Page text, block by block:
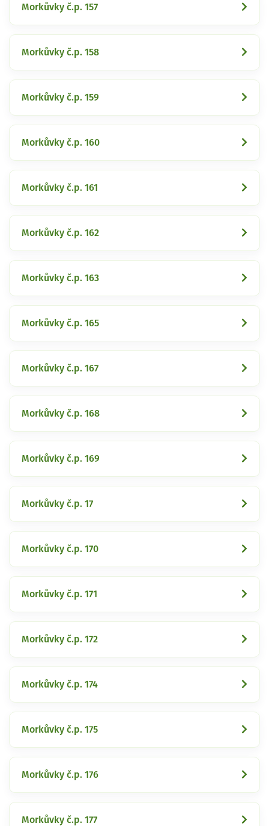
Morkůvky č.p. 157
Morkůvky č.p. 158
Morkůvky č.p. 159
Morkůvky č.p. 160
Morkůvky č.p. 161
Morkůvky č.p. 162
Morkůvky č.p. 163
Morkůvky č.p. 165
Morkůvky č.p. 167
Morkůvky č.p. 168
Morkůvky č.p. 169
Morkůvky č.p. 17
Morkůvky č.p. 170
Morkůvky č.p. 171
Morkůvky č.p. 172
Morkůvky č.p. 174
Morkůvky č.p. 175
Morkůvky č.p. 176
Morkůvky č.p. 177